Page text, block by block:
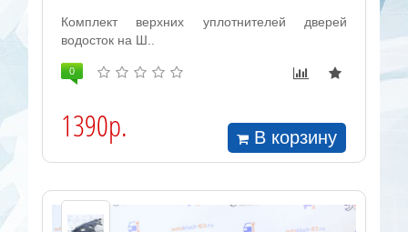
Комплект верхних уплотнителей дверей
водосток на Ш..
0
1390р. В корзину